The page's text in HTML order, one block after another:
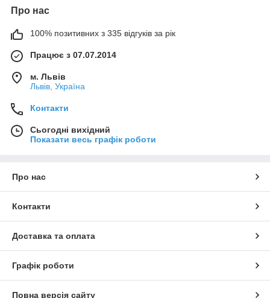
Про нас
100% позитивних з 335 відгуків за рік
Працює з 07.07.2014
м. Львів
Львів, Україна
Контакти
Сьогодні вихідний
Показати весь графік роботи
Про нас
Контакти
Доставка та оплата
Графік роботи
Повна версія сайту